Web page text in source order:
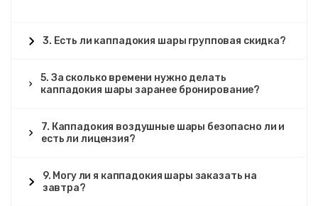
3. Есть ли каппадокия шары групповая скидка?
5. За сколько времени нужно делать
каппадокия шары заранее бронирование?
7. Каппадокия воздушные шары безопасно ли и
есть ли лицензия?
9. Могу ли я каппадокия шары заказать на
завтра?